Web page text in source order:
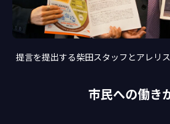
提言を提出する柴田スタッフとアレリ
市民への働き